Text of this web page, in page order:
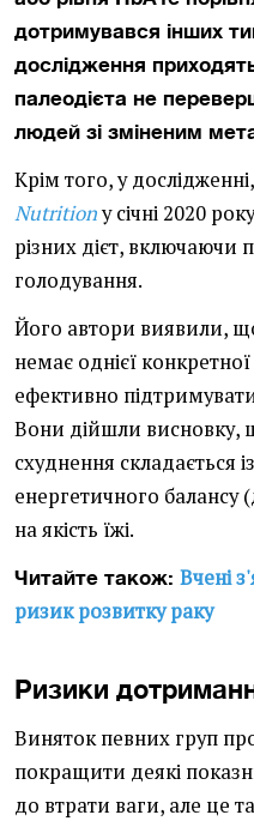
дотримувався інших
дослідження
палеодієта не
людей зі зміненим
Крім того, у
Nutritionу січні 2020
різних дієт, включаючи
голодування.
Його автори виявили,
немає однієї
ефективно
Вони дійшли висновку,
схуднення складається
енергетичного балансу
на якість їжі.
Читайте також: Вчені
ризик розвитку раку
Ризики
Виняток певних груп
покращити деякі
до втрати ваги, але це